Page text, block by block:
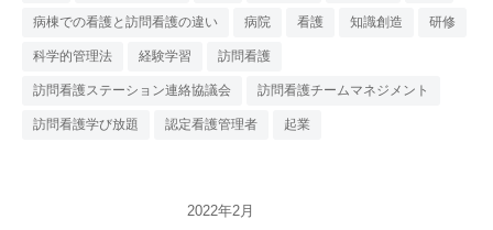
病棟での看護と訪問看護の違い 病院 看護 知識創造 研修
科学的管理法 経験学習 訪問看護
訪問看護ステーション連絡協議会 訪問看護チームマネジメント
訪問看護学び放題 認定看護管理者 起業
2022年2月